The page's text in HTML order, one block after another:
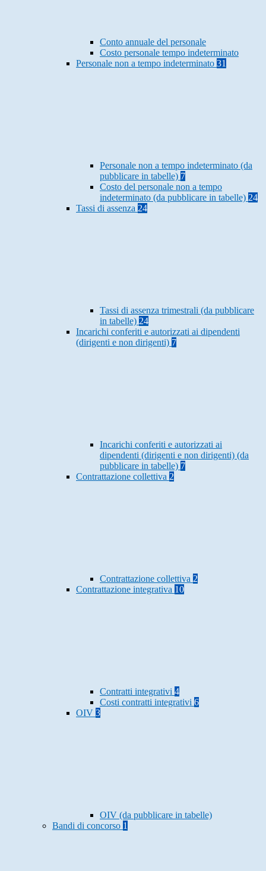
Conto annuale del personale
Costo personale tempo indeterminato
Personale non a tempo indeterminato 31
Personale non a tempo indeterminato (da
pubblicare in tabelle) 7
Costo del personale non a tempo
indeterminato (da pubblicare in tabelle) 24
Tassi di assenza 24
Tassi di assenza trimestrali (da pubblicare
in tabelle) 24
Incarichi conferiti e autorizzati ai dipendenti
(dirigenti e non dirigenti) 7
Incarichi conferiti e autorizzati ai
dipendenti (dirigenti e non dirigenti) (da
pubblicare in tabelle) 7
Contrattazione collettiva 2
Contrattazione collettiva 2
Contrattazione integrativa 10
Contratti integrativi 4
Costi contratti integrativi 6
OIV 3
OIV (da pubblicare in tabelle)
Bandi di concorso 1